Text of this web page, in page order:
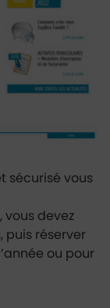
sécurisé vous
vous devez
puis réserver
ou pour